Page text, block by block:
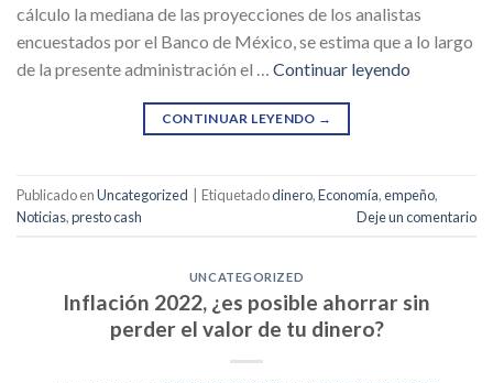
cálculo la mediana de las proyecciones de los analistas
encuestados por el Banco de México, se estima que a lo largo
de la presente administración el … Continuar leyendo
CONTINUAR LEYENDO →
Publicado enUncategorized Etiquetadodinero,Economía,empeño,
Noticias,presto cash Deje un comentario
UNCATEGORIZED
Inflación 2022, ¿es posible ahorrar sin
perder el valor de tu dinero?